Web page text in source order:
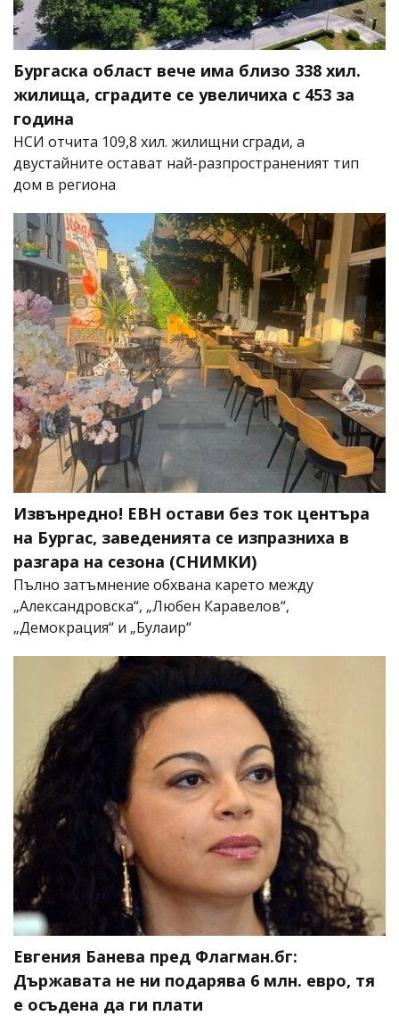
Бургаска област вече има близо 338 хил.
жилища, сградите се увеличиха с 453 за
година
НСИ отчита 109,8 хил. жилищни сгради, а
двустайните остават най-разпространеният тип
дом в региона
Извънредно! ЕВН остави без ток центъра
на Бургас, заведенията се изпразниха в
разгара на сезона (СНИМКИ)
Пълно затъмнение обхвана карето между
„Александровска“, „Любен Каравелов“,
„Демокрация“ и „Булаир“
Евгения Банева пред Флагман.бг:
Държавата не ни подарява 6 млн. евро, тя
е осъдена да ги плати